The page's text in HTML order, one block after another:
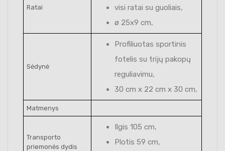
Ratai
visi ratai su guoliais,
ø 25x9 cm,
Sėdynė
Profiliuotas sportinis
fotelis su trijų pakopų
reguliavimu,
30 cm x 22 cm x 30 cm,
Matmenys
Transporto
priemonės dydis
Ilgis 105 cm,
Plotis 59 cm,